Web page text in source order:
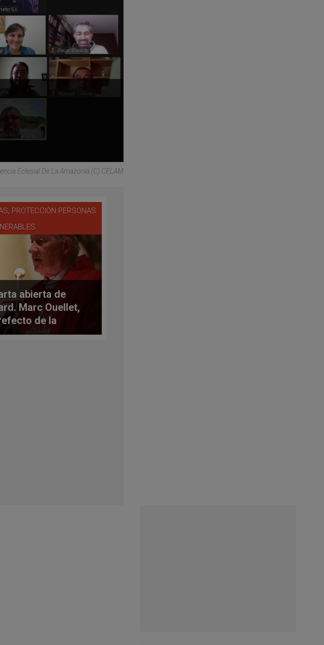
Eclesial De La Amazonía (C) CELAM
, PROTECCIÓN PERSONAS
abierta de
Marc Ouellet,
de la
para